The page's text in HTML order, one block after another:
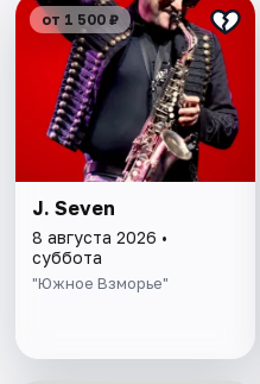
от 1 500 ₽
J. Seven
8 августа 2026 •
суббота
"Южное Взморье"